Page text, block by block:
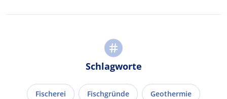
Schlagworte
Fischerei Fischgründe Geothermie